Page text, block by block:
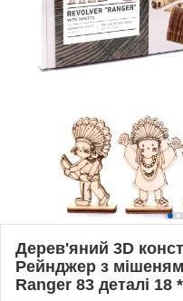
Дерев'яний 3D
Рейнджер з
Ranger 83 деталі 18